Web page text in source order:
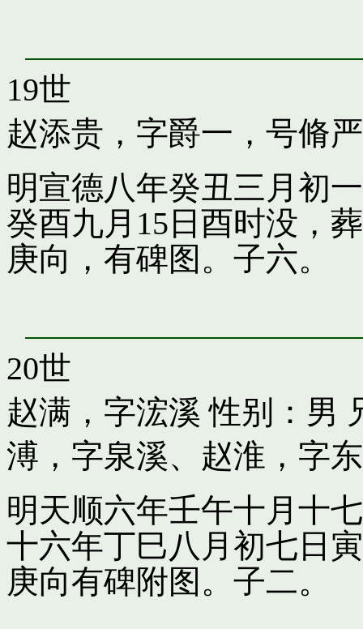
19世
赵添贵，字爵一，号脩严
明宣德八年癸丑三月初
癸酉九月15日酉时没，
庚向，有碑图。子六。
20世
赵满，字浤溪 性别：男
溥，字泉溪、 赵淮，字
明天顺六年壬午十月十
十六年丁巳八月初七日
庚向有碑附图。子二。